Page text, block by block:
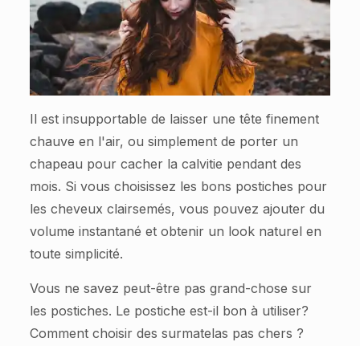
Il est insupportable de laisser une tête finement
chauve en l'air, ou simplement de porter un
chapeau pour cacher la calvitie pendant des
mois. Si vous choisissez les bons postiches pour
les cheveux clairsemés, vous pouvez ajouter du
volume instantané et obtenir un look naturel en
toute simplicité.
Vous ne savez peut-être pas grand-chose sur
les postiches. Le postiche est-il bon à utiliser?
Comment choisir des surmatelas pas chers ?